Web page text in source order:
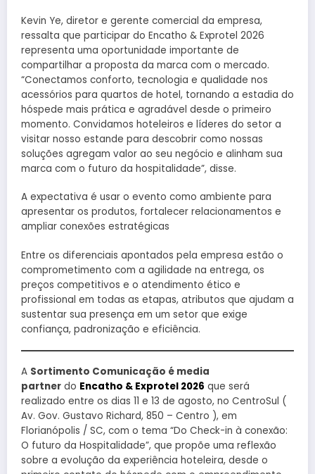
Kevin Ye, diretor e gerente comercial da empresa,
ressalta que participar do Encatho & Exprotel 2026
representa uma oportunidade importante de
compartilhar a proposta da marca com o mercado.
“Conectamos conforto, tecnologia e qualidade nos
acessórios para quartos de hotel, tornando a estadia do
hóspede mais prática e agradável desde o primeiro
momento. Convidamos hoteleiros e líderes do setor a
visitar nosso estande para descobrir como nossas
soluções agregam valor ao seu negócio e alinham sua
marca com o futuro da hospitalidade”, disse.
A expectativa é usar o evento como ambiente para
apresentar os produtos, fortalecer relacionamentos e
ampliar conexões estratégicas
Entre os diferenciais apontados pela empresa estão o
comprometimento com a agilidade na entrega, os
preços competitivos e o atendimento ético e
profissional em todas as etapas, atributos que ajudam a
sustentar sua presença em um setor que exige
confiança, padronização e eficiência.
A Sortimento Comunicação é media
partner do Encatho & Exprotel 2026 que será
realizado entre os dias 11 e 13 de agosto, no CentroSul (
Av. Gov. Gustavo Richard, 850 – Centro ), em
Florianópolis / SC, com o tema “Do Check-in à conexão:
O futuro da Hospitalidade”, que propõe uma reflexão
sobre a evolução da experiência hoteleira, desde o